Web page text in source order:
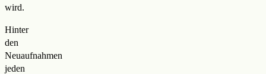
wird.
Hinter
den
Neuaufnahmen
jeden